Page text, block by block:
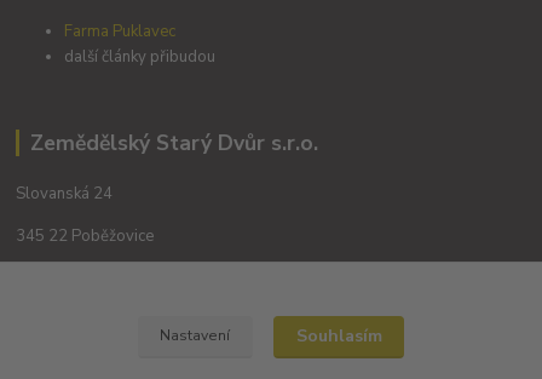
Farma Puklavec
další články přibudou
Zemědělský Starý Dvůr s.r.o.
Slovanská 24
345 22 Poběžovice
Nastavení Souhlasím